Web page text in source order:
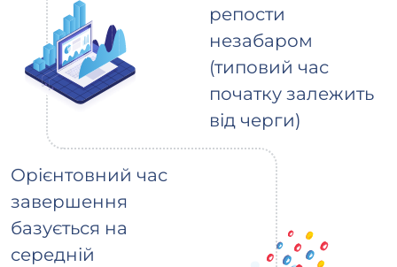
репости
незабаром
(типовий час
початку залежить
від черги)
Орієнтовний час
завершення
базується на
середній